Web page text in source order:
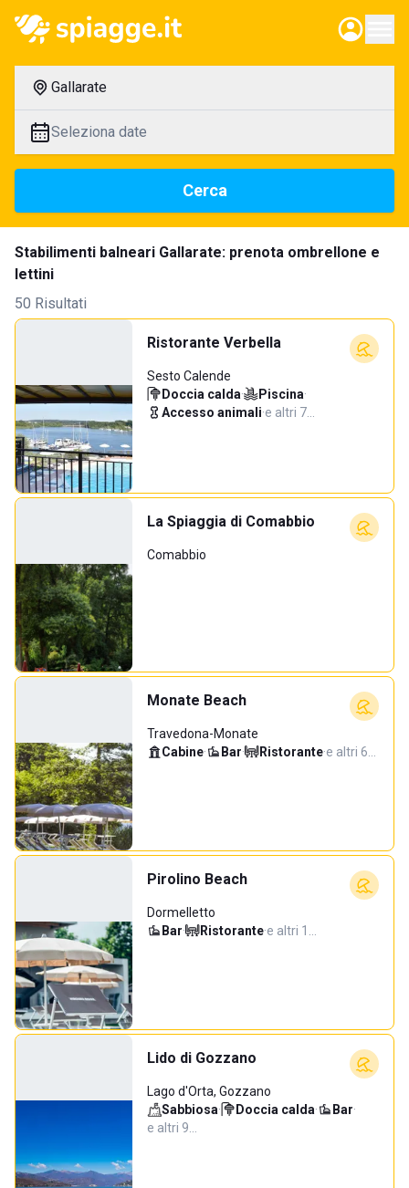
Gallarate
Seleziona date
Cerca
Stabilimenti balneari Gallarate: prenota ombrellone e
lettini
50 Risultati
Ristorante Verbella
Sesto Calende
Doccia calda· Piscina·
Accesso animali·e altri 7…
La Spiaggia di Comabbio
Comabbio
Monate Beach
Travedona-Monate
Cabine· Bar· Ristorante·e altri 6…
Pirolino Beach
Dormelletto
Bar· Ristorante·e altri 1…
Lido di Gozzano
Lago d'Orta, Gozzano
Sabbiosa· Doccia calda· Bar·
e altri 9…